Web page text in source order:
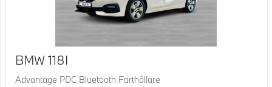
BMW 118I
Advantage PDC Bluetooth Farthållare